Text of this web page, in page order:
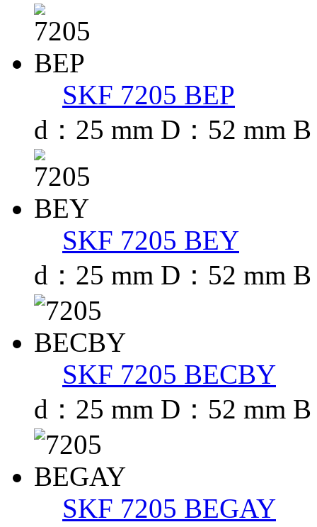
SKF 7205 BEP
d：25 mm D：52 mm
SKF 7205 BEY
d：25 mm D：52 mm
SKF 7205 BECBY
d：25 mm D：52 mm
SKF 7205 BEGAY